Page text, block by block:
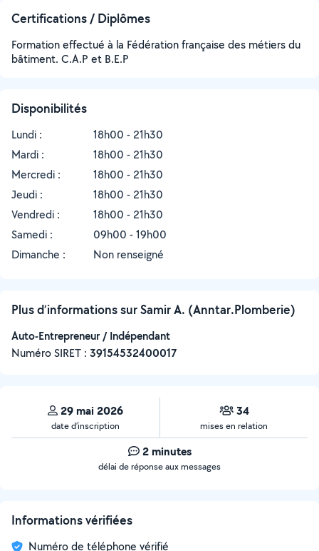
Certifications / Diplômes
Formation effectué à la Fédération française des métiers du
bâtiment. C.A.P et B.E.P
Disponibilités
Lundi :
18h00 - 21h30
Mardi :
18h00 - 21h30
Mercredi :
18h00 - 21h30
Jeudi :
18h00 - 21h30
Vendredi :
18h00 - 21h30
Samedi :
09h00 - 19h00
Dimanche :
Non renseigné
Plus d’informations sur Samir A. (Anntar.Plomberie)
Auto-Entrepreneur / Indépendant
Numéro SIRET : ‍39154532400017
29 mai 2026
date d’inscription
34
mises en relation
2 minutes
délai de réponse aux messages
Informations vérifiées
Numéro de téléphone vérifié